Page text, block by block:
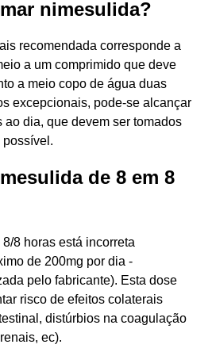
nimesulida?
recomendada corresponde a
a um comprimido que deve
a meio copo de água duas
excepcionais, pode-se alcançar
ao dia, que devem ser tomados
possível.
de 8 em 8
8 horas está incorreta
de 200mg por dia -
pelo fabricante). Esta dose
risco de efeitos colaterais
distúrbios na coagulação
ec).